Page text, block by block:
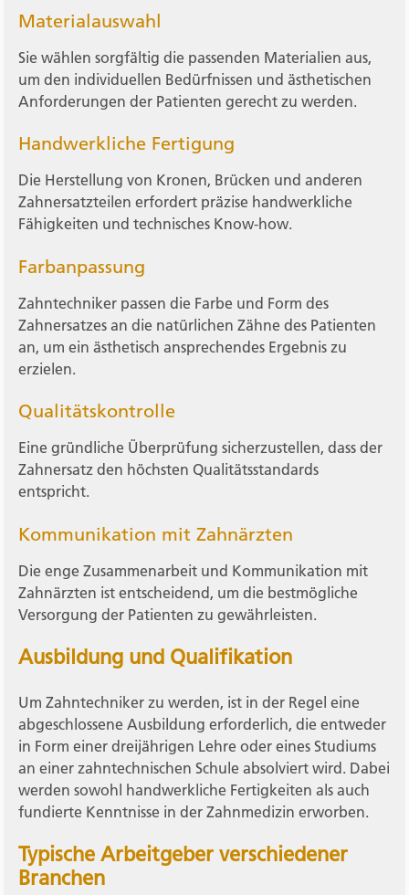
Materialauswahl
Sie wählen sorgfältig die passenden Materialien aus,
um den individuellen Bedürfnissen und ästhetischen
Anforderungen der Patienten gerecht zu werden.
Handwerkliche Fertigung
Die Herstellung von Kronen, Brücken und anderen
Zahnersatzteilen erfordert präzise handwerkliche
Fähigkeiten und technisches Know-how.
Farbanpassung
Zahntechniker passen die Farbe und Form des
Zahnersatzes an die natürlichen Zähne des Patienten
an, um ein ästhetisch ansprechendes Ergebnis zu
erzielen.
Qualitätskontrolle
Eine gründliche Überprüfung sicherzustellen, dass der
Zahnersatz den höchsten Qualitätsstandards
entspricht.
Kommunikation mit Zahnärzten
Die enge Zusammenarbeit und Kommunikation mit
Zahnärzten ist entscheidend, um die bestmögliche
Versorgung der Patienten zu gewährleisten.
Ausbildung und Qualifikation
Um Zahntechniker zu werden, ist in der Regel eine
abgeschlossene Ausbildung erforderlich, die entweder
in Form einer dreijährigen Lehre oder eines Studiums
an einer zahntechnischen Schule absolviert wird. Dabei
werden sowohl handwerkliche Fertigkeiten als auch
fundierte Kenntnisse in der Zahnmedizin erworben.
Typische Arbeitgeber verschiedener
Branchen